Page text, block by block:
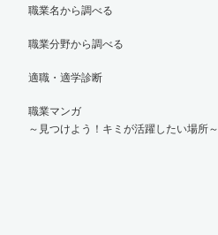
職業名から調べる
職業分野から調べる
適職・適学診断
職業マンガ
～見つけよう！キミが活躍したい場所～